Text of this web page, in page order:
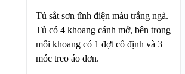
Tủ sắt sơn tĩnh điện màu trắng ngà.
Tủ có 4 khoang cánh mở, bên trong
mỗi khoang có 1 đợt cố định và 3
móc treo áo đơn.